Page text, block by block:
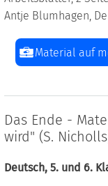
Antje Blumhagen,
Material auf
Das Ende -
wird" (S.
Deutsch, 5. und 6.